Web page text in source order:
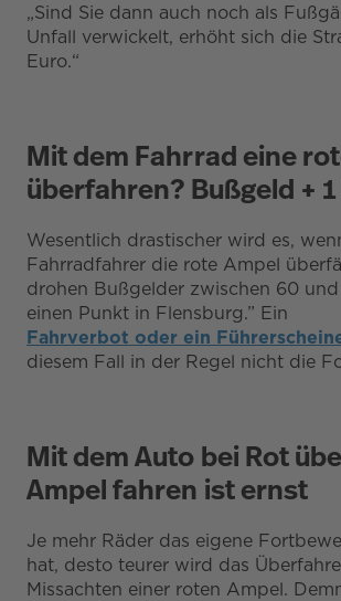
„Sind Sie dann auch noch als
Unfall verwickelt, erhöht sich die
Euro.“
Mit dem Fahrrad eine
überfahren? Bußgeld +
Wesentlich drastischer wird es,
Fahrradfahrer die rote Ampel
drohen Bußgelder zwischen 60
einen Punkt in Flensburg.” Ein
Fahrverbot oder ein
diesem Fall in der Regel nicht die
Mit dem Auto bei Rot
Ampel fahren ist ernst
Je mehr Räder das eigene
hat, desto teurer wird das
Missachten einer roten Ampel.